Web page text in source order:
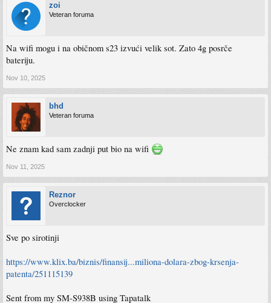
zoi
Veteran foruma
Na wifi mogu i na običnom s23 izvući velik sot. Zato 4g posrče
bateriju.
Nov 10, 2025
bhd
Veteran foruma
Ne znam kad sam zadnji put bio na wifi
Nov 11, 2025
Reznor
Overclocker
Sve po sirotinji
https://www.klix.ba/biznis/finansij...miliona-dolara-zbog-krsenja-
patenta/251115139
Sent from my SM-S938B using Tapatalk